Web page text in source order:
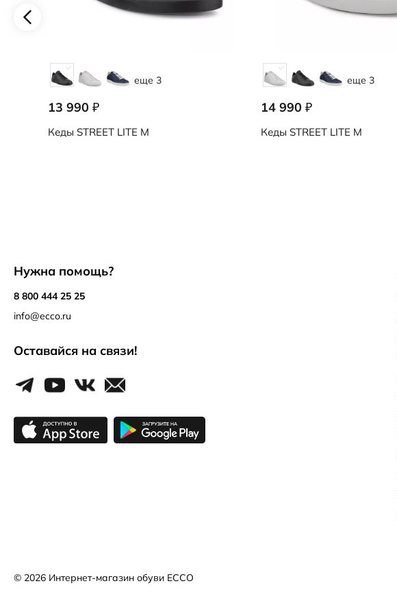
еще 3
13 990 ₽
Кеды STREET LITE M
еще 3
14 990 ₽
Кеды STREET LITE M
Нужна помощь?
8 800 444 25 25
info@ecco.ru
Оставайся на связи!
© 2026 Интернет-магазин обуви ECCO